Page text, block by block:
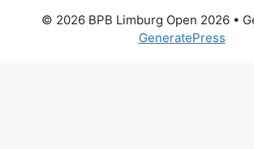
© 2026 BPB Limburg Open 2026•
GeneratePress